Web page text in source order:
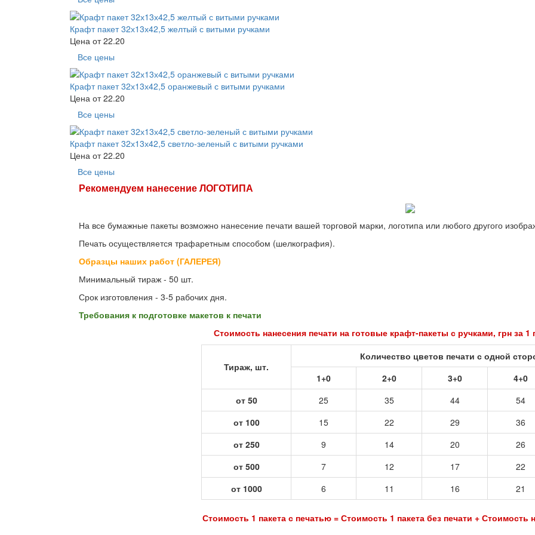
Крафт пакет 32х13х42,5 желтый с витыми ручками
Цена от22.20
Все цены
Крафт пакет 32х13х42,5 оранжевый с витыми ручками
Цена от22.20
Все цены
Крафт пакет 32х13х42,5 светло-зеленый с витыми ручками
Цена от22.20
Все цены
Рекомендуем нанесение ЛОГОТИПА
На все бумажные пакеты возможно нанесение печати вашей торговой марки, логотипа или любого другого
Печать осуществляется трафаретным способом (шелкография).
Образцы наших работ (ГАЛЕРЕЯ)
Минимальный тираж - 50 шт.
Срок изготовления - 3-5 рабочих дня.
Требования к подготовке макетов к печати
Стоимость нанесения печати на готовые крафт-пакеты с ручками, грн за 1
Тираж, шт.
Количество цветов печати с одной
1+0
2+0 3+0 4+0
от 50
25 35 44 54
от 100
15 22 29 36
от 250
9 14 20 26
от 500
7 12 17 22
от 1000
6 11 16 21
Стоимость 1 пакета с печатью = Стоимость 1 пакета без печати + Стоимость